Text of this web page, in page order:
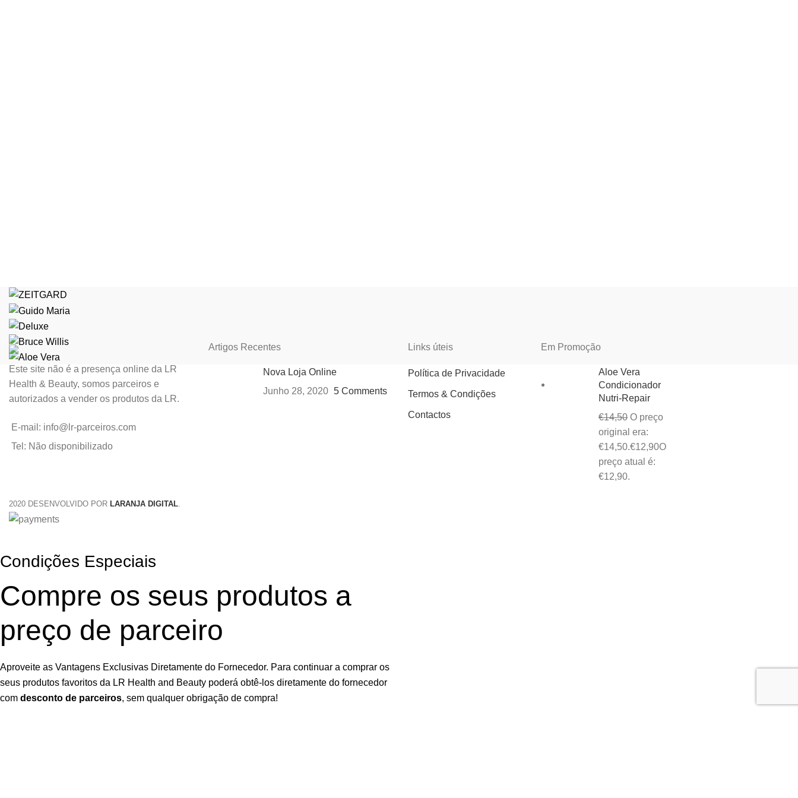
Este site não é a presença online da LR
Health & Beauty, somos parceiros e
autorizados a vender os produtos da LR.
E-mail: info@lr-parceiros.com
Tel: Não disponibilizado
Artigos Recentes
Nova Loja Online
Junho 28, 2020 5 Comments
Links úteis
Política de Privacidade
Termos & Condições
Contactos
Em Promoção
Aloe Vera
Condicionador
Nutri-Repair
€14,50 O preço
original era:
€14,50.€12,90O
preço atual é:
€12,90.
2020 DESENVOLVIDO POR LARANJA DIGITAL.
Condições Especiais
Compre os seus produtos a
preço de parceiro
Aproveite as Vantagens Exclusivas Diretamente do Fornecedor. Para continuar a comprar os
seus produtos favoritos da LR Health and Beauty poderá obtê-los diretamente do fornecedor
com desconto de parceiros, sem qualquer obrigação de compra!